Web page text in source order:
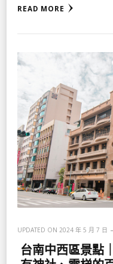
READ MORE
UPDATED ON 2024 年 5 月 7 日
台南中西區景點